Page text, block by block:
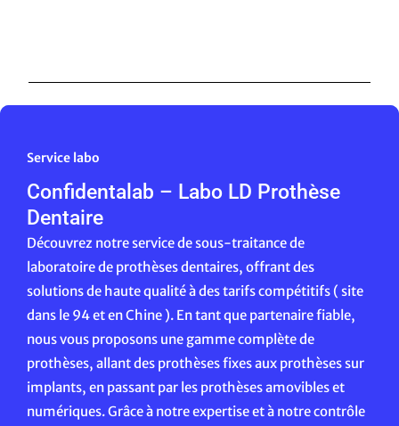
Service labo
Confidentalab – Labo LD Prothèse
Dentaire
Découvrez notre service de sous-traitance de
laboratoire de prothèses dentaires, offrant des
solutions de haute qualité à des tarifs compétitifs ( site
dans le 94 et en Chine ). En tant que partenaire fiable,
nous vous proposons une gamme complète de
prothèses, allant des prothèses fixes aux prothèses sur
implants, en passant par les prothèses amovibles et
numériques. Grâce à notre expertise et à notre contrôle